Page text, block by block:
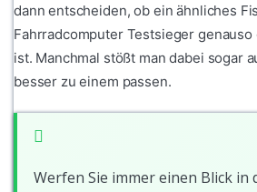
dann entscheiden, ob ein ähnliches
Fahrradcomputer Testsieger
ist. Manchmal stößt man dabei sogar
besser zu einem passen.
Werfen Sie immer einen Blick in